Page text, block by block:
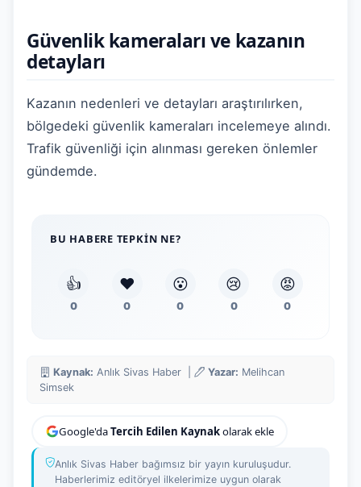
Güvenlik kameraları ve kazanın
detayları
Kazanın nedenleri ve detayları araştırılırken,
bölgedeki güvenlik kameraları incelemeye alındı.
Trafik güvenliği için alınması gereken önlemler
gündemde.
BU HABERE TEPKIN NE?
👍
0
❤️
0
😮
0
😢
0
😡
0
Kaynak: Anlık Sivas Haber | Yazar: Melihcan
Simsek
Google'daTercih Edilen Kaynakolarak ekle
Anlık Sivas Haber bağımsız bir yayın kuruluşudur.
Haberlerimiz editöryel ilkelerimize uygun olarak